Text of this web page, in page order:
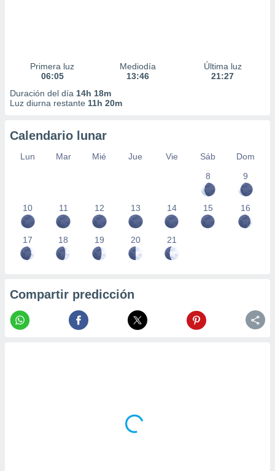
Primera luz
06:05
Mediodía
13:46
Última luz
21:27
Duración del día 14h 18m
Luz diurna restante 11h 20m
Calendario lunar
Lun Mar Mié Jue Vie Sáb
Dom
8
9
10 11 12 13 14 15 16
17 18 19 20 21
Compartir predicción